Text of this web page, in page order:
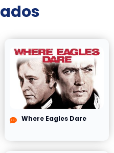
Where Eagles Dare